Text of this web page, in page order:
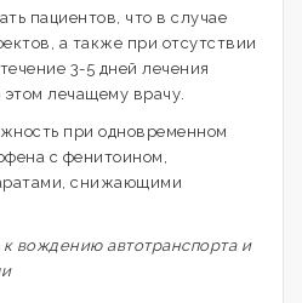
пациентов, что в случае
а также при отсутствии
3-5 дней лечения
лечащему врачу.
при одновременном
с фенитоином,
снижающими
вождению автотранспорта и